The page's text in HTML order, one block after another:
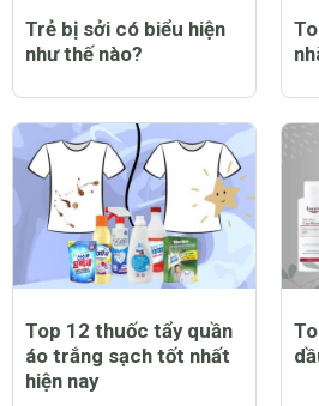
Trẻ bị sởi có biểu hiện
như thế nào?
Top 12 thuốc tẩy quần
áo trắng sạch tốt nhất
hiện nay